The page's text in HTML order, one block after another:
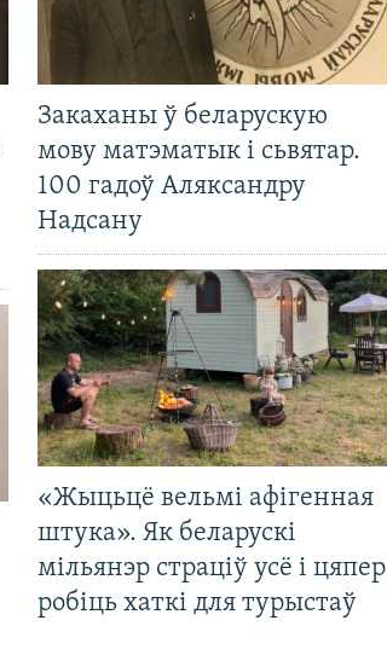
Закаханы ў беларускую
мову матэматык і сьвятар.
100 гадоў Аляксандру
Надсану
«Жыцьцё вельмі афігенная
штука». Як беларускі
мільянэр страціў усё і цяпер
робіць хаткі для турыстаў